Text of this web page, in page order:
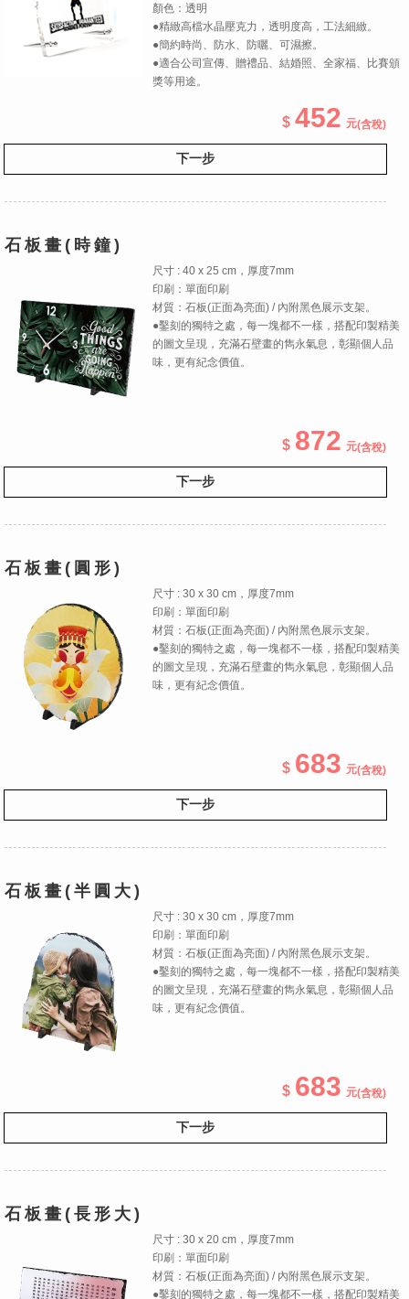
顏色：透明
●精緻高檔水晶壓克力，透明度高，工法細緻。
●簡約時尚、防水、防曬、可濕擦。
●適合公司宣傳、贈禮品、結婚照、全家福、比賽頒
獎等用途。
452 (含稅)
下一步
石板畫(時鐘)
尺寸 : 40 x 25 cm，厚度7mm
印刷：單面印刷
材質：石板(正面為亮面) / 內附黑色展示支架。
●鑿刻的獨特之處，每一塊都不一樣，搭配印製精美
的圖文呈現，充滿石壁畫的雋永氣息，彰顯個人品
味，更有紀念價值。
872 (含稅)
下一步
石板畫(圓形)
尺寸 : 30 x 30 cm，厚度7mm
印刷：單面印刷
材質：石板(正面為亮面) / 內附黑色展示支架。
●鑿刻的獨特之處，每一塊都不一樣，搭配印製精美
的圖文呈現，充滿石壁畫的雋永氣息，彰顯個人品
味，更有紀念價值。
683 (含稅)
下一步
石板畫(半圓大)
尺寸 : 30 x 30 cm，厚度7mm
印刷：單面印刷
材質：石板(正面為亮面) / 內附黑色展示支架。
●鑿刻的獨特之處，每一塊都不一樣，搭配印製精美
的圖文呈現，充滿石壁畫的雋永氣息，彰顯個人品
味，更有紀念價值。
683 (含稅)
下一步
石板畫(長形大)
尺寸 : 30 x 20 cm，厚度7mm
印刷：單面印刷
材質：石板(正面為亮面) / 內附黑色展示支架。
●鑿刻的獨特之處，每一塊都不一樣，搭配印製精美